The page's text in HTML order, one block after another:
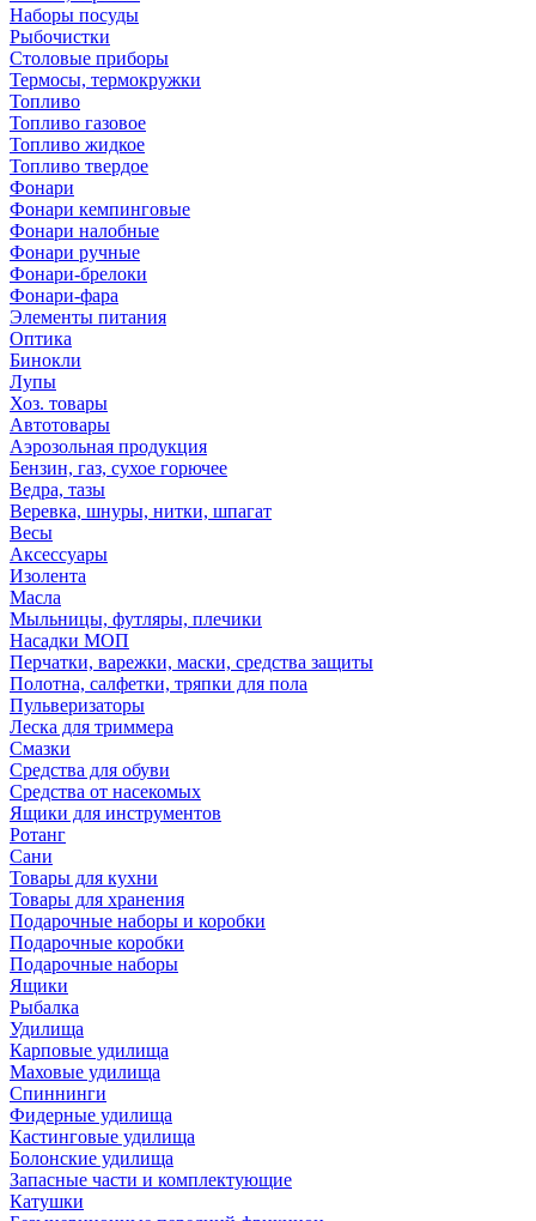
Наборы посуды
Рыбочистки
Столовые приборы
Термосы, термокружки
Топливо
Топливо газовое
Топливо жидкое
Топливо твердое
Фонари
Фонари кемпинговые
Фонари налобные
Фонари ручные
Фонари-брелоки
Фонари-фара
Элементы питания
Оптика
Бинокли
Лупы
Хоз. товары
Автотовары
Аэрозольная продукция
Бензин, газ, сухое горючее
Ведра, тазы
Веревка, шнуры, нитки, шпагат
Весы
Аксессуары
Изолента
Масла
Мыльницы, футляры, плечики
Насадки МОП
Перчатки, варежки, маски, средства защиты
Полотна, салфетки, тряпки для пола
Пульверизаторы
Леска для триммера
Смазки
Средства для обуви
Средства от насекомых
Ящики для инструментов
Ротанг
Сани
Товары для кухни
Товары для хранения
Подарочные наборы и коробки
Подарочные коробки
Подарочные наборы
Ящики
Рыбалка
Удилища
Карповые удилища
Маховые удилища
Спиннинги
Фидерные удилища
Кастинговые удилища
Болонские удилища
Запасные части и комплектующие
Катушки